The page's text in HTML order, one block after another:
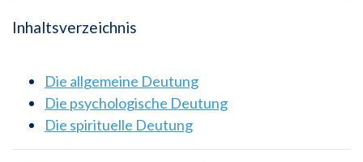
Inhaltsverzeichnis
Die allgemeine Deutung
Die psychologische Deutung
Die spirituelle Deutung